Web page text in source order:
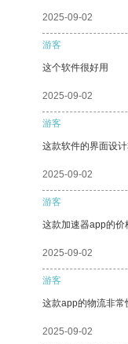
2025-09-02
游客
这个软件很好用
2025-09-02
游客
这款软件的界面设
2025-09-02
游客
这款加速器app的价
2025-09-02
游客
这款app的物流非常
2025-09-02